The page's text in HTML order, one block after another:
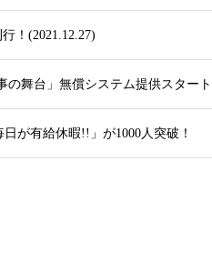
！(2021.12.27)
の舞台」無償システム提供スター
が有給休暇!!」が1000人突破！